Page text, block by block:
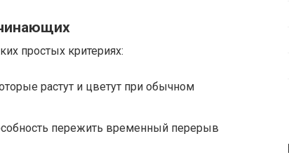
простых критериях:
растут и цветут при обычном
пережить временный перерыв